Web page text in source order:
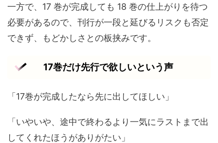
一方で、17 巻が完成しても 18 巻の仕上がりを待つ
必要があるので、刊行が一段と延びるリスクも否定
できず、もどかしさとの板挟みです。
17巻だけ先行で欲しいという声
「17巻が完成したなら先に出してほしい」
「いやいや、途中で終わるより一気にラストまで出
してくれたほうがありがたい」